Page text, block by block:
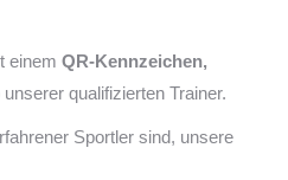
einem QR-Kennzeichen,
qualifizierten Trainer.
Sportler sind, unsere